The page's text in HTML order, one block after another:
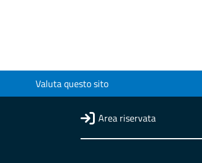
Valuta questo sito
Area riservata